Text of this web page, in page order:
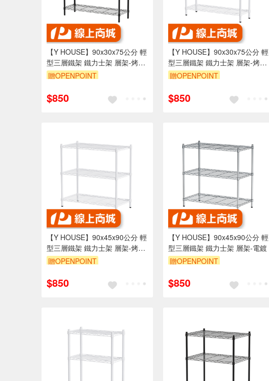
【Y HOUSE】90x30x75公分 輕
型三層鐵架 鐵力士架 層架-烤漆
黑
贈OPENPOINT
$850
【Y HOUSE】90x30x75公分 輕
型三層鐵架 鐵力士架 層架-烤漆
白
贈OPENPOINT
$850
【Y HOUSE】90x45x90公分 輕
型三層鐵架 鐵力士架 層架-烤漆
白
贈OPENPOINT
$850
【Y HOUSE】90x45x90公分 輕
型三層鐵架 鐵力士架 層架-電鍍
贈OPENPOINT
$850